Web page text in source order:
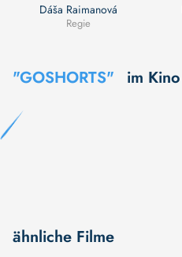
Dáša Raimanová
Regie
"GOSHORTS" im Kino
ähnliche Filme